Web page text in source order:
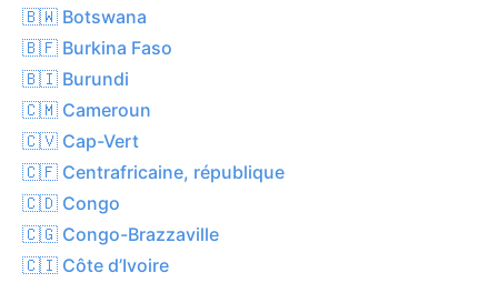
🇧🇼 Botswana
🇧🇫 Burkina Faso
🇧🇮 Burundi
🇨🇲 Cameroun
🇨🇻 Cap-Vert
🇨🇫 Centrafricaine, république
🇨🇩 Congo
🇨🇬 Congo-Brazzaville
🇨🇮 Côte d’Ivoire